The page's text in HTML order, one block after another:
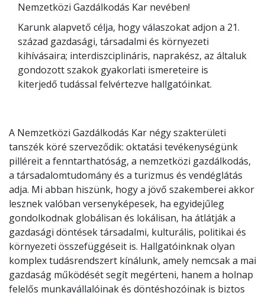
Nemzetközi Gazdálkodás Kar nevében!
Karunk alapvető célja, hogy válaszokat adjon a 21.
század gazdasági, társadalmi és környezeti
kihívásaira; interdiszciplináris, naprakész, az általuk
gondozott szakok gyakorlati ismereteire is
kiterjedő tudással felvértezve hallgatóinkat.
A Nemzetközi Gazdálkodás Kar négy szakterületi
tanszék köré szerveződik: oktatási tevékenységünk
pilléreit a fenntarthatóság, a nemzetközi gazdálkodás,
a társadalomtudomány és a turizmus és vendéglátás
adja. Mi abban hiszünk, hogy a jövő szakemberei akkor
lesznek valóban versenyképesek, ha egyidejűleg
gondolkodnak globálisan és lokálisan, ha átlátják a
gazdasági döntések társadalmi, kulturális, politikai és
környezeti összefüggéseit is. Hallgatóinknak olyan
komplex tudásrendszert kínálunk, amely nemcsak a mai
gazdaság működését segít megérteni, hanem a holnap
felelős munkavállalóinak és döntéshozóinak is biztos